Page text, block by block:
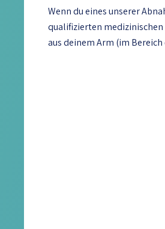
Wenn du eines unserer
qualifizierten
aus deinem Arm (im